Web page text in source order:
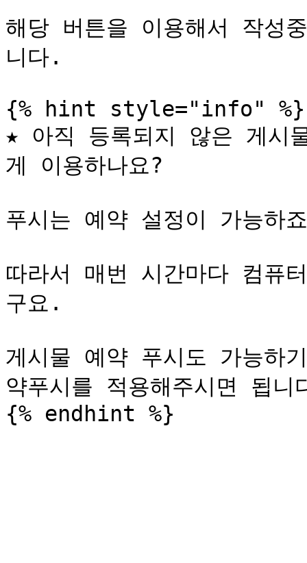
해당 버튼을 이용해서 작성
니다.
{% hint style="info" %}
★ 아직 등록되지 않은 게시
게 이용하나요?
푸시는 예약 설정이 가능하
따라서 매번 시간마다 컴퓨
구요.
게시물 예약 푸시도 가능하
약푸시를 적용해주시면 됩